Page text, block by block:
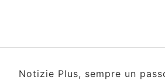
Notizie Plus, sempre un